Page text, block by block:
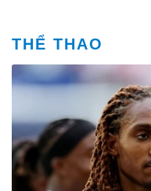
THỂ THAO